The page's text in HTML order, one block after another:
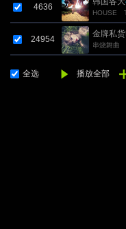
4636
HOUSE
24954
金牌私
串烧舞曲
全选 播放全部